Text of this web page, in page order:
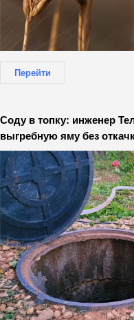
Перейти
Соду в топку: инженер
выгребную яму без